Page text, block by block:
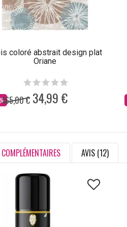
coloré abstrait design plat
Oriane
165,00 € 34,99 €
AVIS (12)